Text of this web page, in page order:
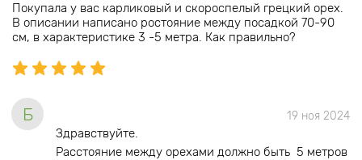
Покупала у вас карликовый и скороспелый грецкий орех.
В описании написано ростояние между посадкой 70-90
см, в характеристике 3 -5 метра. Как правильно?
Б 19 ноя 2024
Здравствуйте.
Расстояние между орехами должно быть 5 метров